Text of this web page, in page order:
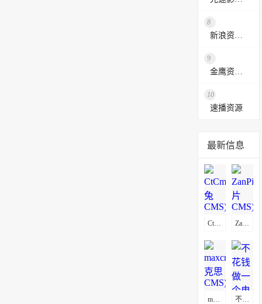
8
9
10
速播资源
最新信息
ZanPianCms(赞片CMS)通用采集教程(图文)
不花钱做一个电影网站方法